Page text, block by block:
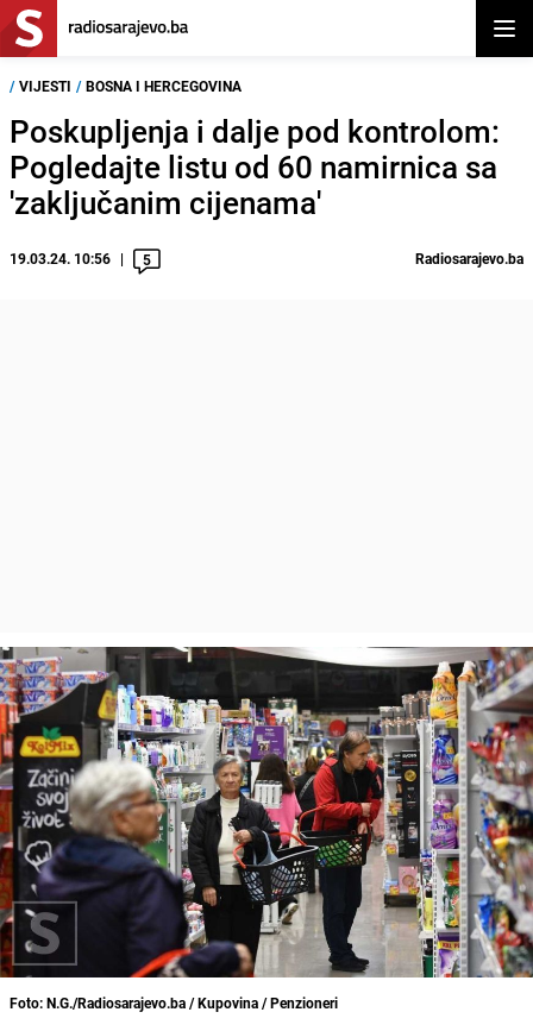
/ VIJESTI / BOSNA I HERCEGOVINA
Poskupljenja i dalje pod kontrolom:
Pogledajte listu od 60 namirnica sa
'zaključanim cijenama'
19.03.24. 10:56 5 Radiosarajevo.ba
Foto: N.G./Radiosarajevo.ba / Kupovina / Penzioneri